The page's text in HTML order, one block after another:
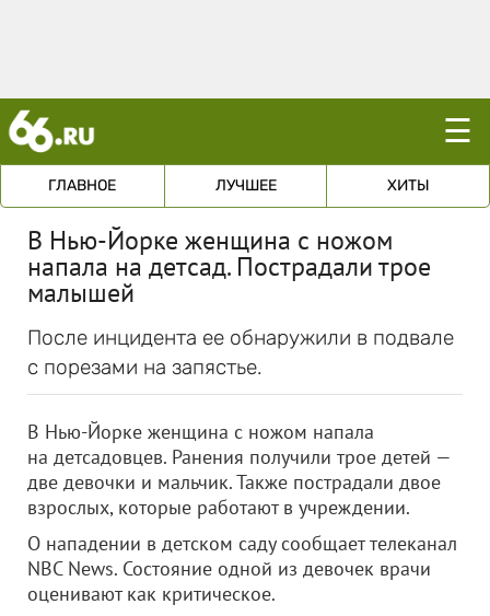
☰
ГЛАВНОЕ ЛУЧШЕЕ ХИТЫ
В Нью-Йорке женщина с ножом
напала на детсад. Пострадали трое
малышей
После инцидента ее обнаружили в подвале
с порезами на запястье.
В Нью-Йорке женщина с ножом напала
на детсадовцев. Ранения получили трое детей —
две девочки и мальчик. Также пострадали двое
взрослых, которые работают в учреждении.
О нападении в детском саду сообщает телеканал
NBC News. Состояние одной из девочек врачи
оценивают как критическое.